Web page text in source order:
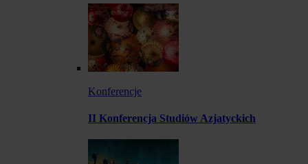
Konferencje
II Konferencja Studiów Azjatyckich